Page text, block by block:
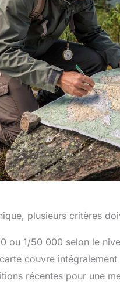
plusieurs critères
ou 1/50 000 selon le
couvre
récentes pour une